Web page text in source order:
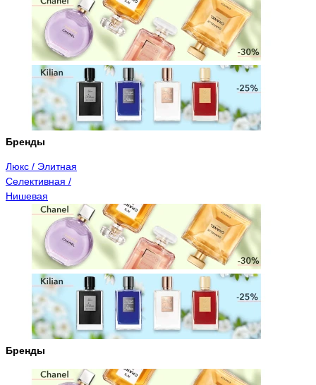
Бренды
Люкс / Элитная
Селективная /
Нишевая
Бренды